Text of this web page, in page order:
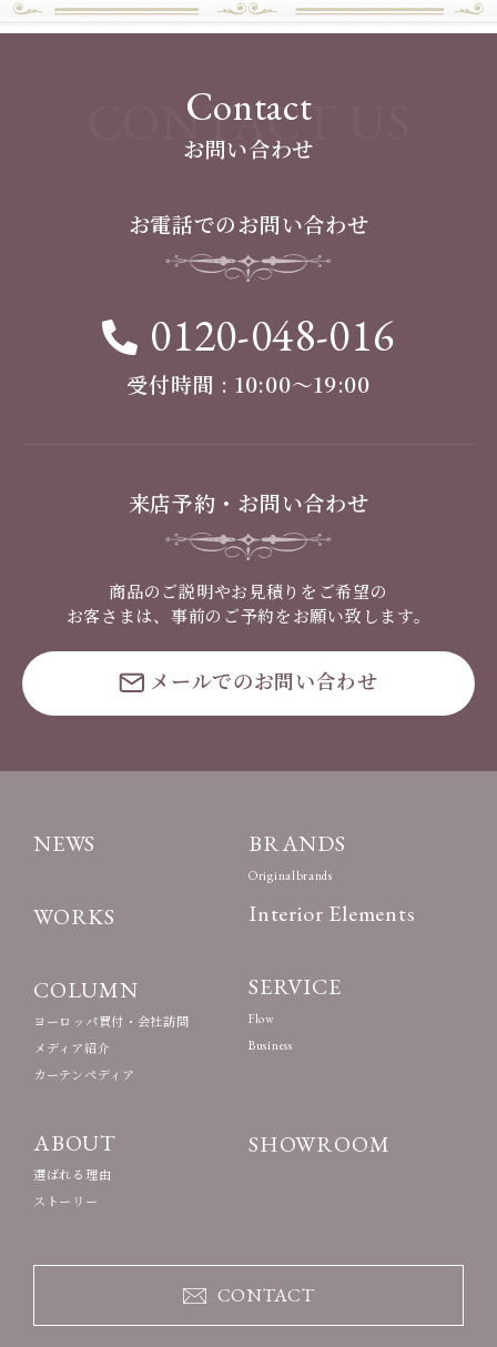
Contact
お問い合わせ
CONTACT US
お電話でのお問い合わせ
0120-048-016
受付時間 : 10:00〜19:00
来店予約・お問い合わせ
商品のご説明やお見積りをご希望の
お客さまは、事前のご予約をお願い致します。
メールでのお問い合わせ
NEWS
WORKS
COLUMN
ヨーロッパ買付・会社訪問
メディア紹介
カーテンペディア
ABOUT
選ばれる理由
ストーリー
BRANDS
Originalbrands
Interior Elements
SERVICE
Flow
Business
SHOWROOM
CONTACT